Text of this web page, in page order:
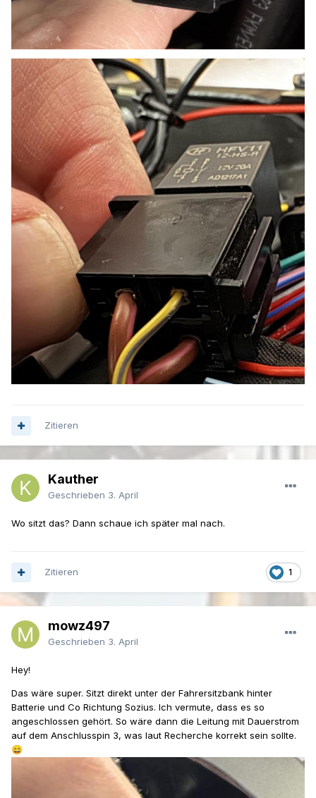
Zitieren
Kauther
Geschrieben 3. April
Wo sitzt das? Dann schaue ich später mal nach.
1
Zitieren
mowz497
Geschrieben 3. April
Hey!
Das wäre super. Sitzt direkt unter der Fahrersitzbank hinter
Batterie und Co Richtung Sozius. Ich vermute, dass es so
angeschlossen gehört. So wäre dann die Leitung mit Dauerstrom
auf dem Anschlusspin 3, was laut Recherche korrekt sein sollte.
😄